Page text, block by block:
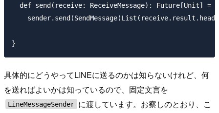
  def send(receive: ReceiveMessage): Future[Unit] =
具体的にどうやってLINEに送るのかは知らないけれど、何
を送ればよいかは知っているので、固定文言を
LineMessageSender に渡しています。お察しのとおり、こ